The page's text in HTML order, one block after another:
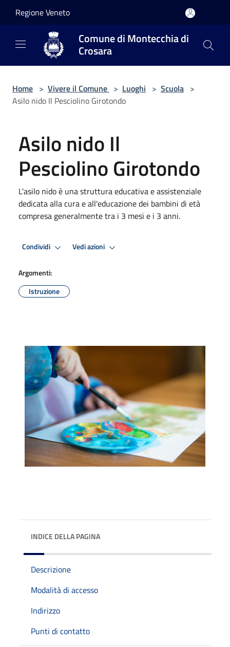
Regione Veneto
Comune di Montecchia di
Crosara
Home > Vivere il Comune > Luoghi > Scuola >
Asilo nido Il Pesciolino Girotondo
Asilo nido Il
Pesciolino Girotondo
L'asilo nido è una struttura educativa e assistenziale
dedicata alla cura e all'educazione dei bambini di età
compresa generalmente tra i 3 mesi e i 3 anni.
Condividi Vedi azioni
Argomenti:
Istruzione
INDICE DELLA PAGINA
Descrizione
Modalità di accesso
Indirizzo
Punti di contatto